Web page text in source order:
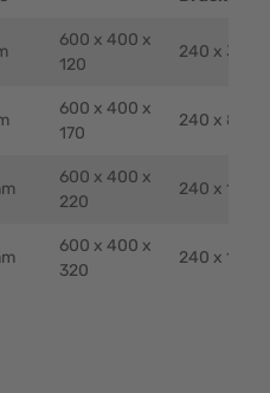
600 x 400 x
120
240 x 30
600 x 400 x
170
240 x 80
600 x 400 x
220
240 x 130
600 x 400 x
320
240 x 130